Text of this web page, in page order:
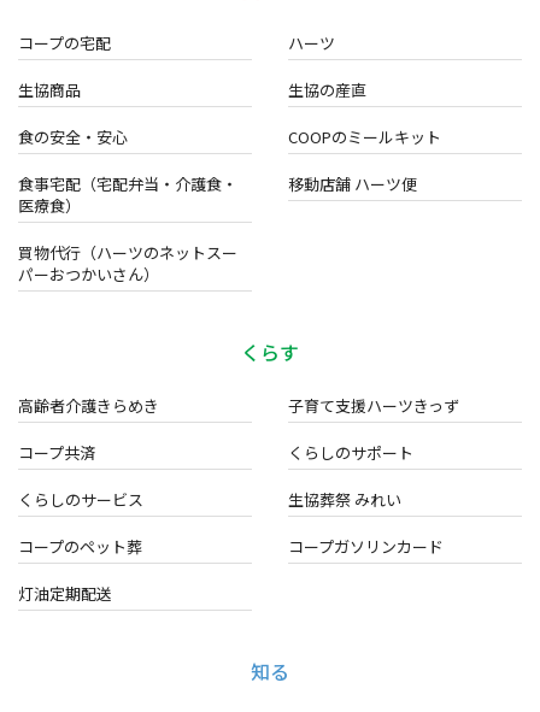
コープの宅配 ハーツ
生協商品 生協の産直
食の安全・安心 COOPのミールキット
食事宅配（宅配弁当・介護食・
医療食）
移動店舗 ハーツ便
買物代行（ハーツのネットスー
パーおつかいさん）
くらす
高齢者介護きらめき 子育て支援ハーツきっず
コープ共済 くらしのサポート
くらしのサービス 生協葬祭 みれい
コープのペット葬 コープガソリンカード
灯油定期配送
知る